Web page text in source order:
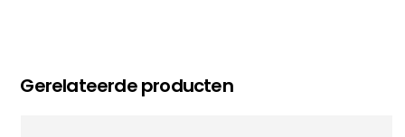
Gerelateerde producten